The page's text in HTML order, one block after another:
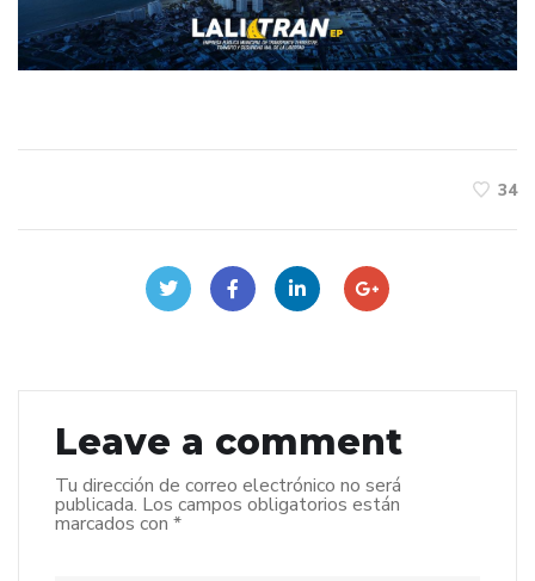
34
Leave a comment
Tu dirección de correo electrónico no será
publicada. Los campos obligatorios están
marcados con *